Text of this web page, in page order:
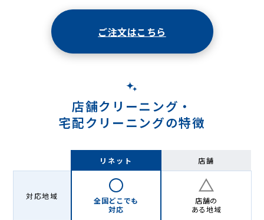
ご注文はこちら
店舗クリーニング・
宅配クリーニングの特徴
リネット 店舗
対応地域
全国どこでも
対応
店舗の
ある地域